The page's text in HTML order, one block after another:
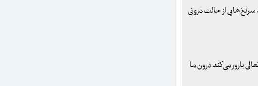
از حالت درونی
بارور می‌کند درون ما